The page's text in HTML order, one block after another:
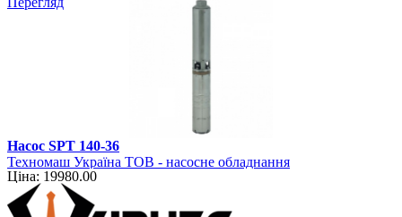
Насос SPT 140-36
Техномаш Україна ТОВ - насосне обладнання
Ціна: 19980.00